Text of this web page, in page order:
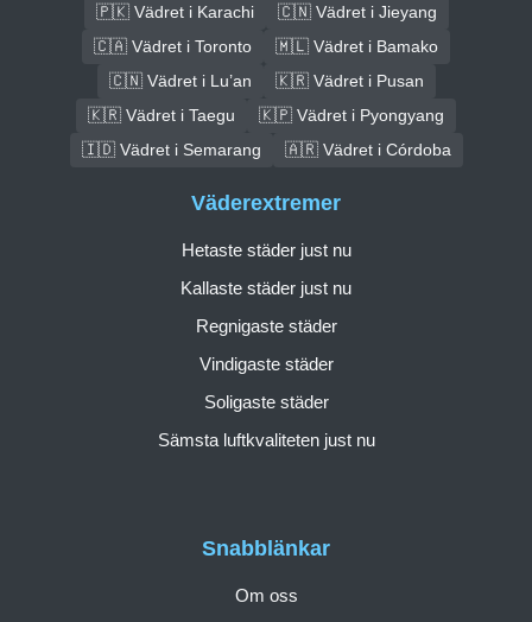
🇵🇰 Vädret i Karachi
🇨🇳 Vädret i Jieyang
🇨🇦 Vädret i Toronto
🇲🇱 Vädret i Bamako
🇨🇳 Vädret i Lu’an
🇰🇷 Vädret i Pusan
🇰🇷 Vädret i Taegu
🇰🇵 Vädret i Pyongyang
🇮🇩 Vädret i Semarang
🇦🇷 Vädret i Córdoba
Snabblänkar
Om oss
Väderextremer
Hetaste städer just nu
Kallaste städer just nu
Regnigaste städer
Vindigaste städer
Soligaste städer
Sämsta luftkvaliteten just nu